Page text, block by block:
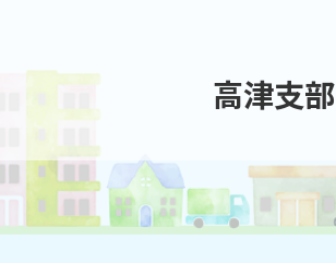
高津支部